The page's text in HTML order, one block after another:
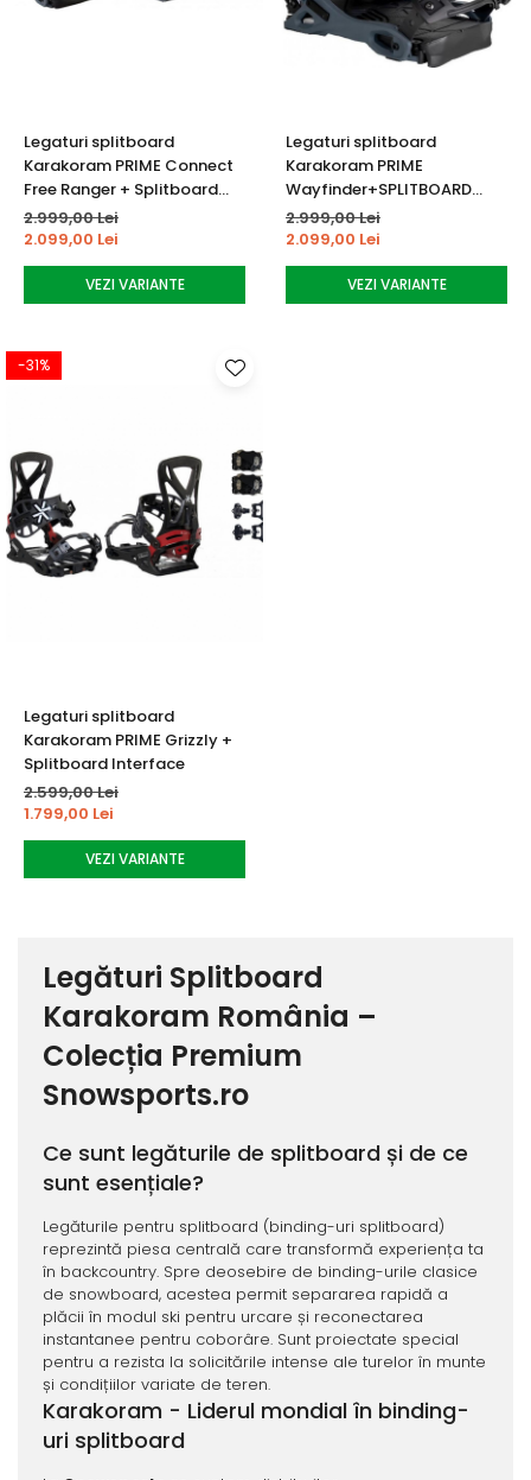
Sepci
Bustiere
Underwear
Legaturi splitboard
Karakoram PRIME Connect
Free Ranger + Splitboard
Interface
2.999,00 Lei
2.099,00 Lei
VEZI VARIANTE
Legaturi splitboard
Karakoram PRIME
Wayfinder+SPLITBOARD
INTERGACE
2.999,00 Lei
2.099,00 Lei
VEZI VARIANTE
-31%
Legaturi splitboard
Karakoram PRIME Grizzly +
Splitboard Interface
2.599,00 Lei
1.799,00 Lei
VEZI VARIANTE
Legături Splitboard
Karakoram România –
Colecția Premium
Snowsports.ro
Ce sunt legăturile de splitboard și de ce
sunt esențiale?
Legăturile pentru splitboard (binding-uri splitboard)
reprezintă piesa centrală care transformă experiența ta
în backcountry. Spre deosebire de binding-urile clasice
de snowboard, acestea permit separarea rapidă a
plăcii în modul ski pentru urcare și reconectarea
instantanee pentru coborâre. Sunt proiectate special
pentru a rezista la solicitările intense ale turelor în munte
și condițiilor variate de teren.
Karakoram - Liderul mondial în binding-
uri splitboard